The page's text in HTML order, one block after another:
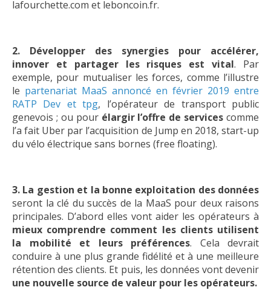
lafourchette.com et leboncoin.fr.
2. Développer des synergies pour accélérer,
innover et partager les risques est vital. Par
exemple, pour mutualiser les forces, comme l’illustre
le partenariat MaaS annoncé en février 2019 entre
RATP Dev et tpg, l’opérateur de transport public
genevois ; ou pour élargir l’offre de services comme
l’a fait Uber par l’acquisition de Jump en 2018, start-up
du vélo électrique sans bornes (free floating).
3. La gestion et la bonne exploitation des données
seront la clé du succès de la MaaS pour deux raisons
principales. D’abord elles vont aider les opérateurs à
mieux comprendre comment les clients utilisent
la mobilité et leurs préférences. Cela devrait
conduire à une plus grande fidélité et à une meilleure
rétention des clients. Et puis, les données vont devenir
une nouvelle source de valeur pour les opérateurs.